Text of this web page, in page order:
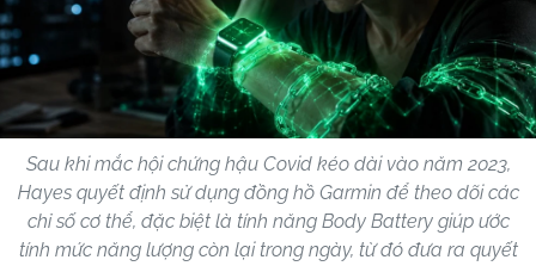
Sau khi mắc hội chứng hậu Covid kéo dài vào năm 2023,
Hayes quyết định sử dụng đồng hồ Garmin để theo dõi các
chỉ số cơ thể, đặc biệt là tính năng Body Battery giúp ước
tính mức năng lượng còn lại trong ngày, từ đó đưa ra quyết